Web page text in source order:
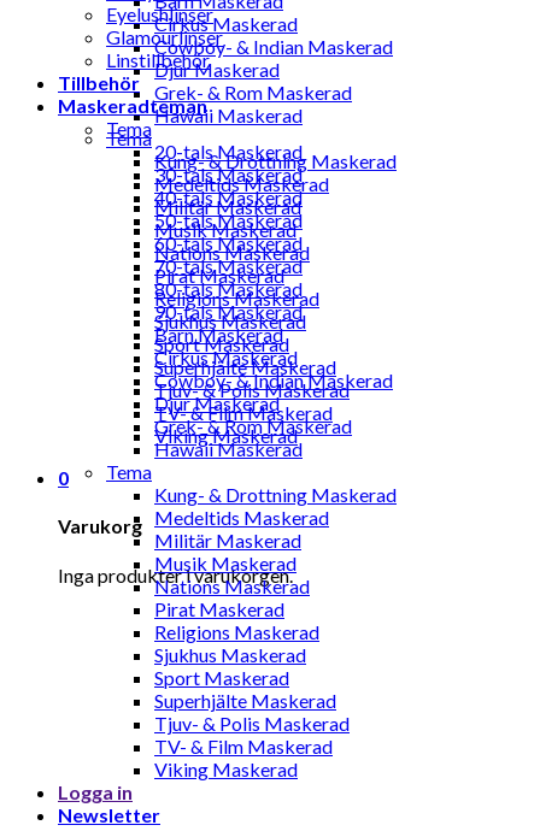
Cirkus Maskerad
Cowboy- & Indian Maskerad
Djur Maskerad
Grek- & Rom Maskerad
Hawaii Maskerad
Tema
Kung- & Drottning Maskerad
Medeltids Maskerad
Militär Maskerad
Musik Maskerad
Nations Maskerad
Pirat Maskerad
Religions Maskerad
Sjukhus Maskerad
Sport Maskerad
Superhjälte Maskerad
Tjuv- & Polis Maskerad
TV- & Film Maskerad
Viking Maskerad
0
Varukorg
Inga produkter i varukorgen.
Eyelushlinser
Glamourlinser
Linstillbehör
Tillbehör
Maskeradteman
Tema
20-tals Maskerad
30-tals Maskerad
40-tals Maskerad
50-tals Maskerad
60-tals Maskerad
70-tals Maskerad
80-tals Maskerad
90-tals Maskerad
Barn Maskerad
Cirkus Maskerad
Cowboy- & Indian Maskerad
Djur Maskerad
Grek- & Rom Maskerad
Hawaii Maskerad
Tema
Kung- & Drottning Maskerad
Medeltids Maskerad
Militär Maskerad
Musik Maskerad
Nations Maskerad
Pirat Maskerad
Religions Maskerad
Sjukhus Maskerad
Sport Maskerad
Superhjälte Maskerad
Tjuv- & Polis Maskerad
TV- & Film Maskerad
Viking Maskerad
Logga in
Newsletter